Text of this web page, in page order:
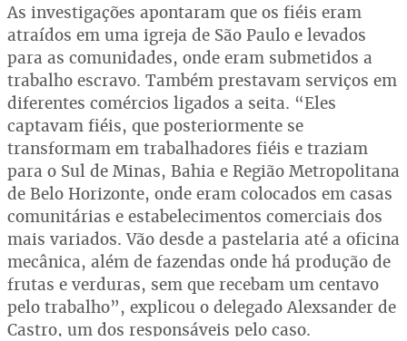
As investigações apontaram que os fiéis eram
atraídos em uma igreja de São Paulo e levados
para as comunidades, onde eram submetidos a
trabalho escravo. Também prestavam serviços em
diferentes comércios ligados a seita. “Eles
captavam fiéis, que posteriormente se
transformam em trabalhadores fiéis e traziam
para o Sul de Minas, Bahia e Região Metropolitana
de Belo Horizonte, onde eram colocados em casas
comunitárias e estabelecimentos comerciais dos
mais variados. Vão desde a pastelaria até a oficina
mecânica, além de fazendas onde há produção de
frutas e verduras, sem que recebam um centavo
pelo trabalho”, explicou o delegado Alexsander de
Castro, um dos responsáveis pelo caso.